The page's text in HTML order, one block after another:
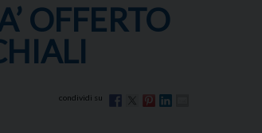
OFFERTO